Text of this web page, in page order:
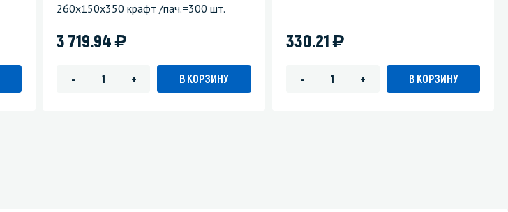
260х150х350 крафт /пач.=300 шт.
3 719.94)
- + В КОРЗИНУ
330.21)
- + В КОРЗИНУ